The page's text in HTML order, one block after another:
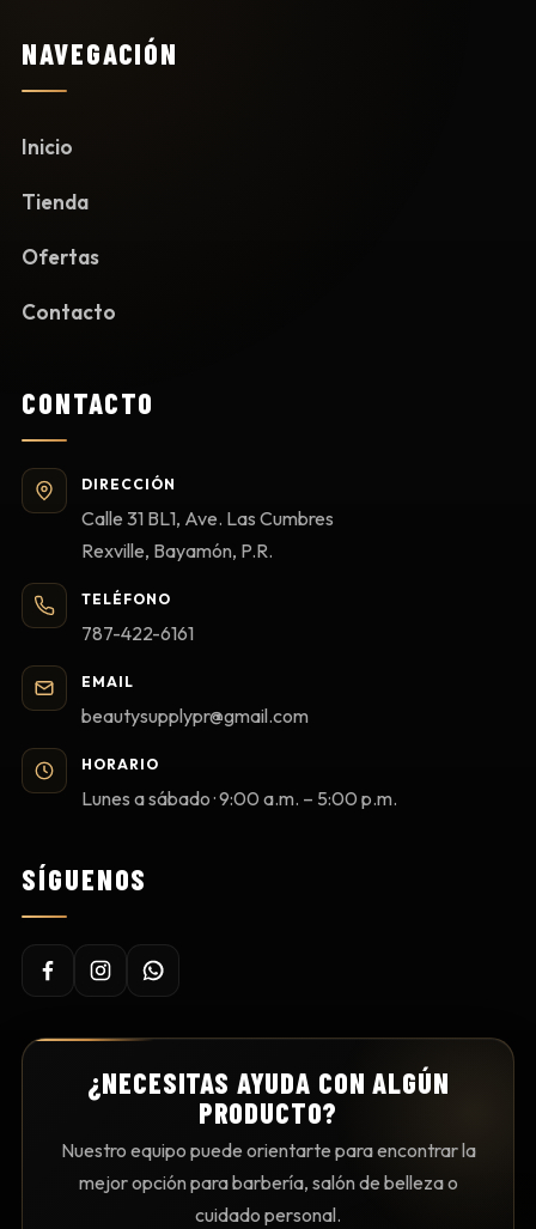
NAVEGACIÓN
Inicio
Tienda
Ofertas
Contacto
CONTACTO
DIRECCIÓN
Calle 31 BL1, Ave. Las Cumbres
Rexville, Bayamón, P.R.
TELÉFONO
787-422-6161
EMAIL
beautysupplypr@gmail.com
HORARIO
Lunes a sábado · 9:00 a.m. – 5:00 p.m.
SÍGUENOS
¿NECESITAS AYUDA CON ALGÚN
PRODUCTO?
Nuestro equipo puede orientarte para encontrar la
mejor opción para barbería, salón de belleza o
cuidado personal.